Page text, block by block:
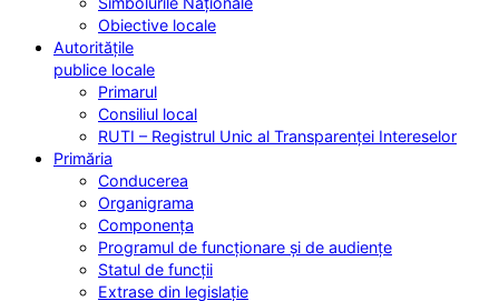
Obiective locale
Autoritățile
publice locale
Primarul
Consiliul local
RUTI – Registrul Unic al Transparenței Intereselor
Primăria
Conducerea
Organigrama
Componența
Programul de funcționare și de audiențe
Statul de funcții
Extrase din legislație